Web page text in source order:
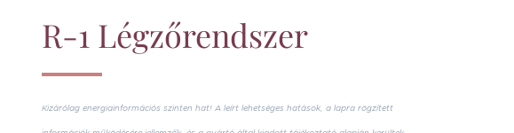
R-1 Légzőrendszer
Kizárólag energiainformációs szinten hat! A leírt lehetséges hatások, a lapra rögzített